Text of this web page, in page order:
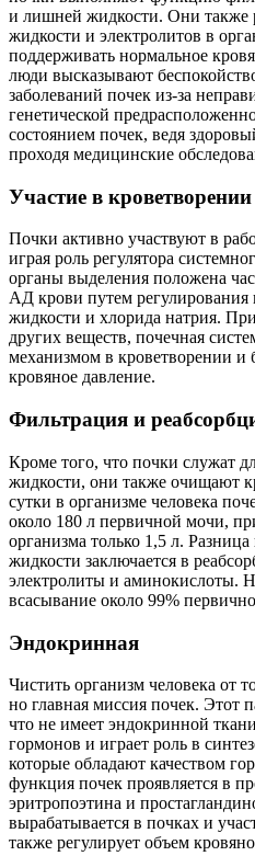
и лишней жидкости. Они также
жидкости и электролитов в
поддерживать нормальное
люди высказывают
заболеваний почек из-за
генетической
состоянием почек, ведя
проходя медицинские
Участие в кроветворении
Почки активно участвуют в
играя роль регулятора
органы выделения положена
АД крови путем регулирования
жидкости и хлорида натрия.
других веществ, почечная
механизмом в кроветворении и
кровяное давление.
Фильтрация и
Кроме того, что почки служат
жидкости, они также очищают
сутки в организме человека
около 180 л первичной мочи,
организма только 1,5 л.
жидкости заключается в
электролиты и аминокислоты.
всасывание около 99%
Эндокринная
Чистить организм человека от
но главная миссия почек. Этот
что не имеет эндокринной
гормонов и играет роль в
которые обладают качеством
функция почек проявляется в
эритропоэтина и
вырабатывается в почках и
также регулирует объем